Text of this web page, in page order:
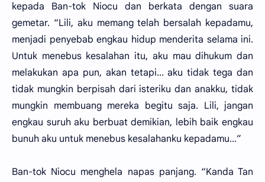
kepada Ban-tok Niocu dan berkata dengan suara
gemetar. “Lili, aku memang telah bersalah kepadamu,
menjadi penyebab engkau hidup menderita selama ini.
Untuk menebus kesalahan itu, aku mau dihukum dan
melakukan apa pun, akan tetapi... aku tidak tega dan
tidak mungkin berpisah dari isteriku dan anakku, tidak
mungkin membuang mereka begitu saja. Lili, jangan
engkau suruh aku berbuat demikian, lebih baik engkau
bunuh aku untuk menebus kesalahanku kepadamu...”
Ban-tok Niocu menghela napas panjang. “Kanda Tan